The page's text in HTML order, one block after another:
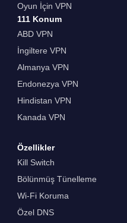
Oyun İçin VPN
111 Konum
ABD VPN
İngiltere VPN
Almanya VPN
Endonezya VPN
Hindistan VPN
Kanada VPN
Özellikler
Kill Switch
Bölünmüş Tünelleme
Wi-Fi Koruma
Özel DNS